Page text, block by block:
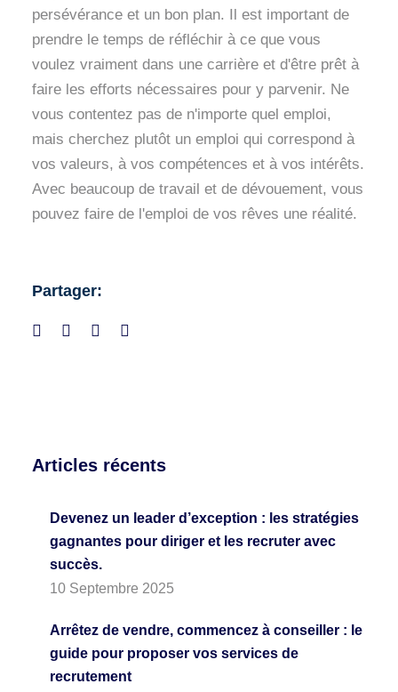
Articles récents
Devenez un leader d’exception : les stratégies
gagnantes pour diriger et les recruter avec
succès.
10 Septembre 2025
Arrêtez de vendre, commencez à conseiller : le
guide pour proposer vos services de
recrutement
persévérance et un bon plan. Il est important de
prendre le temps de réfléchir à ce que vous
voulez vraiment dans une carrière et d'être prêt à
faire les efforts nécessaires pour y parvenir. Ne
vous contentez pas de n'importe quel emploi,
mais cherchez plutôt un emploi qui correspond à
vos valeurs, à vos compétences et à vos intérêts.
Avec beaucoup de travail et de dévouement, vous
pouvez faire de l'emploi de vos rêves une réalité.
Partager: